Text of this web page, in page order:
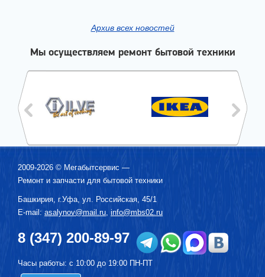
Архив всех новостей
Мы осуществляем ремонт бытовой техники
2009-2026 © Мегабытсервис —
Ремонт и запчасти для бытовой техники
Башкирия, г.Уфа, ул. Российская, 45/1
E-mail: asalynov@mail.ru, info@mbs02.ru
8 (347) 200-89-97
Часы работы: с 10:00 до 19:00 ПН-ПТ